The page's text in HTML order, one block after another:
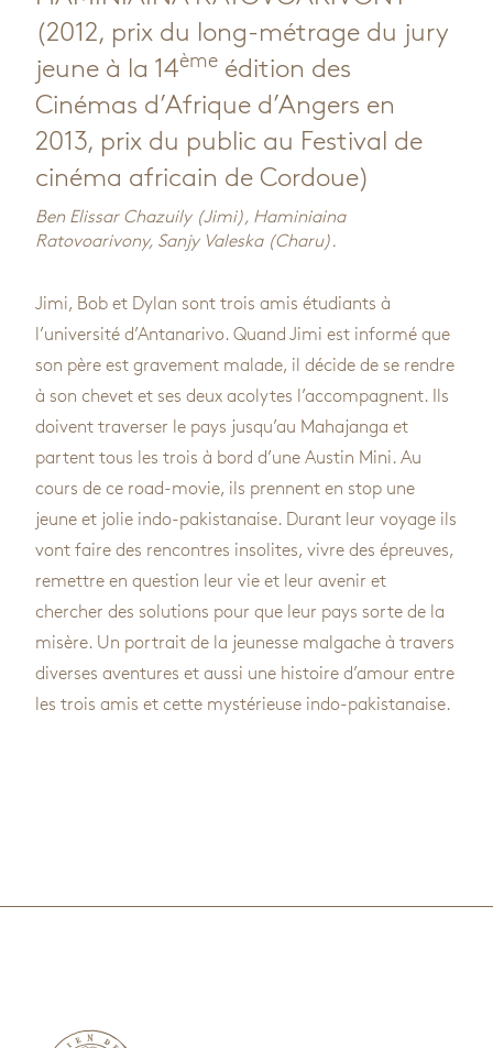
(2012, prix du long-métrage du jury
jeune à la 14ème édition des
Cinémas d’Afrique d’Angers en
2013, prix du public au Festival de
cinéma africain de Cordoue)
Ben Elissar Chazuily (Jimi), Haminiaina
Ratovoarivony, Sanjy Valeska (Charu).
Jimi, Bob et Dylan sont trois amis étudiants à
l’université d’Antanarivo. Quand Jimi est informé que
son père est gravement malade, il décide de se rendre
à son chevet et ses deux acolytes l’accompagnent. Ils
doivent traverser le pays jusqu’au Mahajanga et
partent tous les trois à bord d’une Austin Mini. Au
cours de ce road-movie, ils prennent en stop une
jeune et jolie indo-pakistanaise. Durant leur voyage ils
vont faire des rencontres insolites, vivre des épreuves,
remettre en question leur vie et leur avenir et
chercher des solutions pour que leur pays sorte de la
misère. Un portrait de la jeunesse malgache à travers
diverses aventures et aussi une histoire d’amour entre
les trois amis et cette mystérieuse indo-pakistanaise.